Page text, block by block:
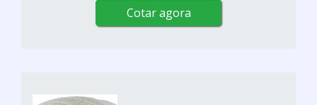
Cotar agora